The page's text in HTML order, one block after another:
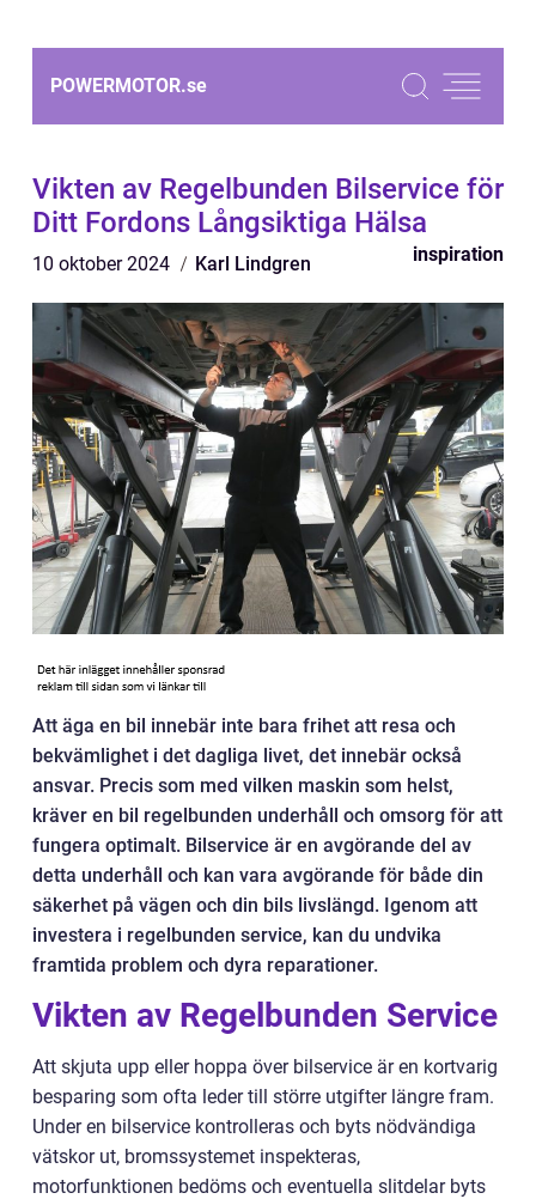
POWERMOTOR.se
Vikten av Regelbunden Bilservice för
Ditt Fordons Långsiktiga Hälsa
10 oktober 2024 Karl Lindgren inspiration
Att äga en bil innebär inte bara frihet att resa och
bekvämlighet i det dagliga livet, det innebär också
ansvar. Precis som med vilken maskin som helst,
kräver en bil regelbunden underhåll och omsorg för att
fungera optimalt. Bilservice är en avgörande del av
detta underhåll och kan vara avgörande för både din
säkerhet på vägen och din bils livslängd. Igenom att
investera i regelbunden service, kan du undvika
framtida problem och dyra reparationer.
Vikten av Regelbunden Service
Att skjuta upp eller hoppa över bilservice är en kortvarig
besparing som ofta leder till större utgifter längre fram.
Under en bilservice kontrolleras och byts nödvändiga
vätskor ut, bromssystemet inspekteras,
motorfunktionen bedöms och eventuella slitdelar byts